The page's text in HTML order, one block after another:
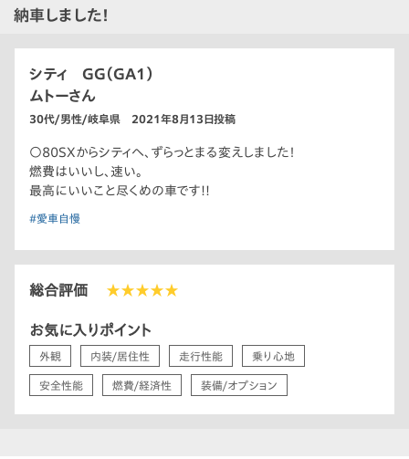
納車しました！
シティ GG（GA1）
ムトーさん
30代/男性/岐阜県 2021年8月13日投稿
○80SXからシティへ、ずらっとまる変えしました！
燃費はいいし、速い。
最高にいいこと尽くめの車です!!
#愛車自慢
総合評価 ★★★★★
お気に入りポイント
外観 内装/居住性 走行性能 乗り心地
安全性能 燃費/経済性 装備/オプション